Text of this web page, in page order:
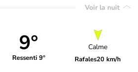
Voir la nuit
9°
Ressenti 9°
Calme
Rafales20 km/h